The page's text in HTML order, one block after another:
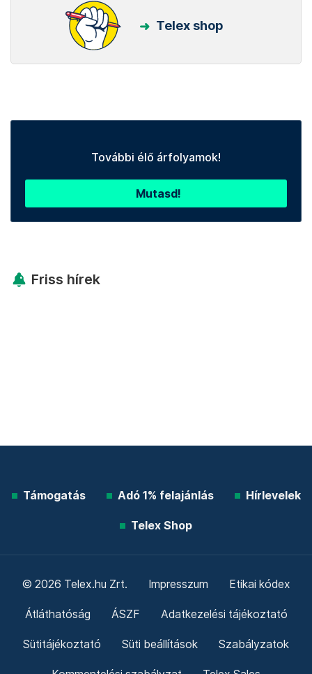
Telex shop
További élő árfolyamok!
Mutasd!
Friss hírek
Támogatás Adó 1% felajánlás Hírlevelek
Telex Shop
© 2026 Telex.hu Zrt. Impresszum Etikai kódex
Átláthatóság ÁSZF Adatkezelési tájékoztató
Sütitájékoztató Süti beállítások Szabályzatok